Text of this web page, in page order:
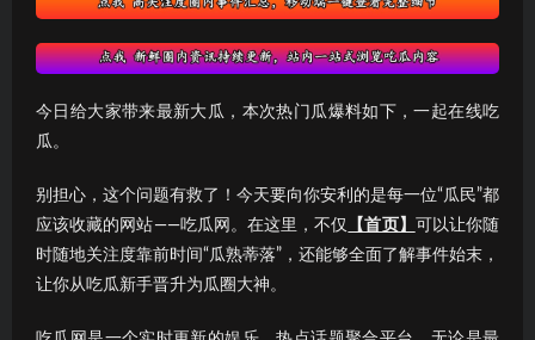
今日给大家带来最新大瓜，本次热门瓜爆料如下，一起在线吃
瓜。
别担心，这个问题有救了！今天要向你安利的是每一位“瓜民”都
应该收藏的网站——吃瓜网。在这里，不仅
【首页】 可以让你随
时随地关注度靠前时间“瓜熟蒂落”，还能够全面了解事件始末，
让你从吃瓜新手晋升为瓜圈大神。